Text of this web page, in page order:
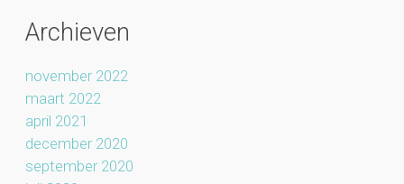
Archieven
november 2022
maart 2022
april 2021
december 2020
september 2020